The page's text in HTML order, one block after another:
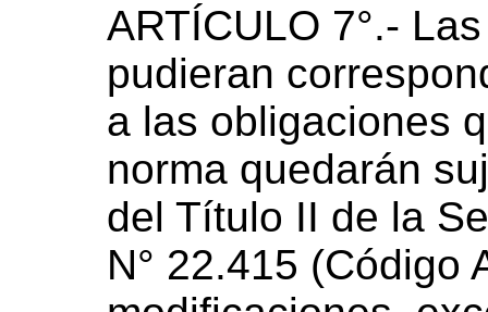
ARTÍCULO 7°.-
pudieran
a las obligaciones
norma quedarán
del Título II de la
N° 22.415 (Código